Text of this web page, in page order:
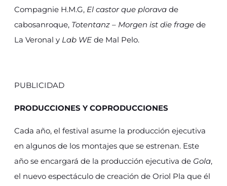
Compagnie H.M.G, El castor que plorava de
cabosanroque, Totentanz – Morgen ist die frage de
La Veronal y Lab WE de Mal Pelo.
PUBLICIDAD
PRODUCCIONES Y COPRODUCCIONES
Cada año, el festival asume la producción ejecutiva
en algunos de los montajes que se estrenan. Este
año se encargará de la producción ejecutiva de Gola,
el nuevo espectáculo de creación de Oriol Pla que él